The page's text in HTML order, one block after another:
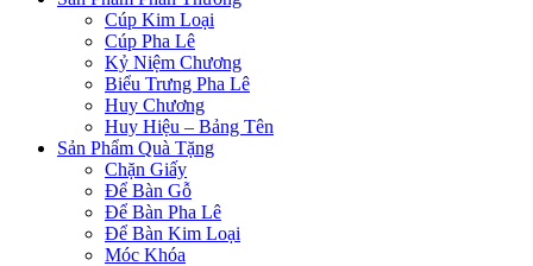
Cúp Kim Loại
Cúp Pha Lê
Kỷ Niệm Chương
Biểu Trưng Pha Lê
Huy Chương
Huy Hiệu – Bảng Tên
Sản Phẩm Quà Tặng
Chặn Giấy
Để Bàn Gỗ
Để Bàn Pha Lê
Để Bàn Kim Loại
Móc Khóa